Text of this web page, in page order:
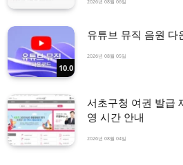
2026년 08월 06일
10.0
유튜브 뮤직 음원
2026년 08월 05일
서초구청 여권 발급
영 시간 안내
2026년 08월 04일